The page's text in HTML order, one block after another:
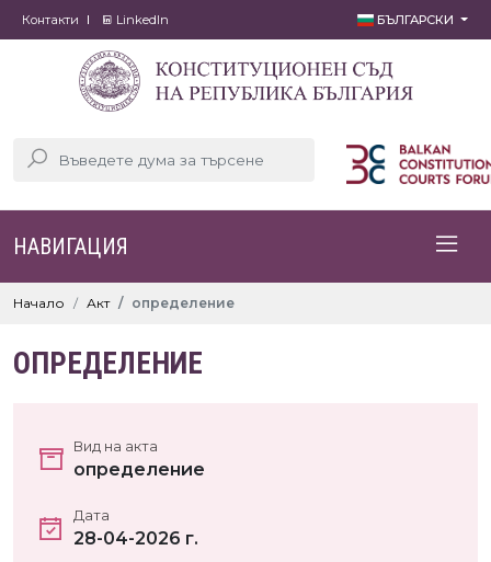
Контакти LinkedIn БЪЛГАРСКИ
НАВИГАЦИЯ
Начало Акт определение
ОПРЕДЕЛЕНИЕ
Вид на акта
определение
Дата
28-04-2026 г.